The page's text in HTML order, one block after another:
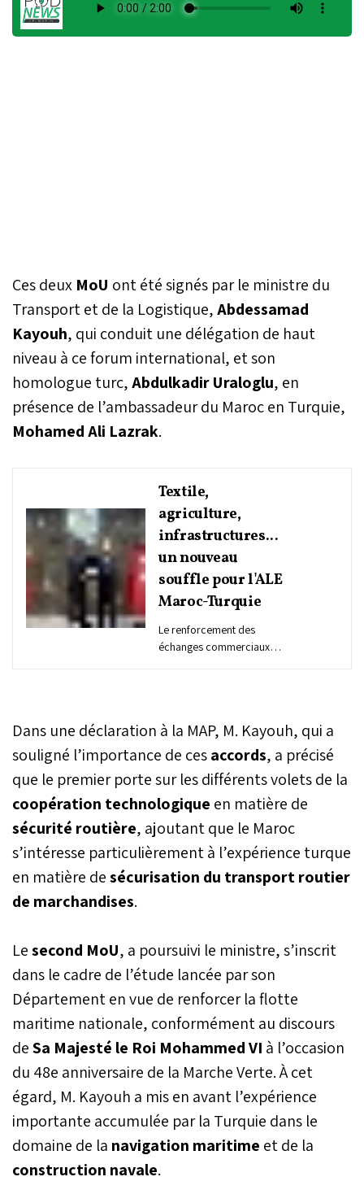
Ces deux MoU ont été signés par le ministre du
Transport et de la Logistique,Abdessamad
Kayouh, qui conduit une délégation de haut
niveau à ce forum international, et son
homologue turc,Abdulkadir Uraloglu, en
présence de l’ambassadeur du Maroc en Turquie,
Mohamed Ali Lazrak.
Textile,
agriculture,
infrastructures...
un nouveau
souffle pour l'ALE
Maroc-Turquie
Le renforcement des
échanges commerciaux
la Turquie ont été au
centre des travaux, lundi à
commission conjointe de
suivi de la mise en œuvre
de l’accord de libre-
échange (ALE) entre les
deux pays.
Dans une déclaration à la MAP, M. Kayouh, qui a
souligné l’importance de cesaccords, a précisé
que le premier porte sur les différents volets de la
coopération technologique en matière de
sécurité routière, ajoutant que le Maroc
s’intéresse particulièrement à l’expérience turque
en matière desécurisation du transport routier
de marchandises.
Lesecond MoU, a poursuivi le ministre, s’inscrit
dans le cadre de l’étude lancée par son
Département en vue de renforcer la flotte
maritime nationale, conformément au discours
deSa Majesté le Roi Mohammed VI à l’occasion
du 48e anniversaire de la Marche Verte. À cet
égard, M. Kayouh a mis en avant l’expérience
importante accumulée par la Turquie dans le
domaine de la navigation maritime et de la
construction navale.